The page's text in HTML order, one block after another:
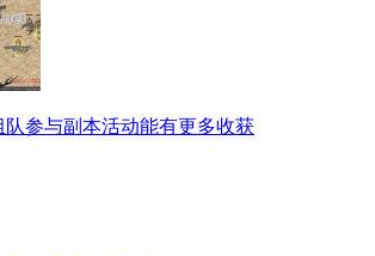
队参与副本活动能有更多收获